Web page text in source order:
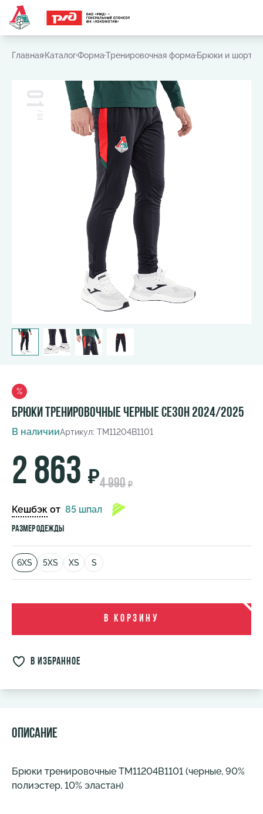
Главная КаталогФормаТренировочная форма Брюки и шорты
01
/
04
%
Брюки тренировочные черные сезон 2024/2025
В наличииАртикул: TM11204B1101
2 863 ₽4 990 ₽
Кешбэк от 85 шпал
Размер одежды
6XS 5XS XS S
В корзину
в избранное
Описание
Брюки тренировочные TM11204B1101 (черные, 90%
полиэстер, 10% эластан)